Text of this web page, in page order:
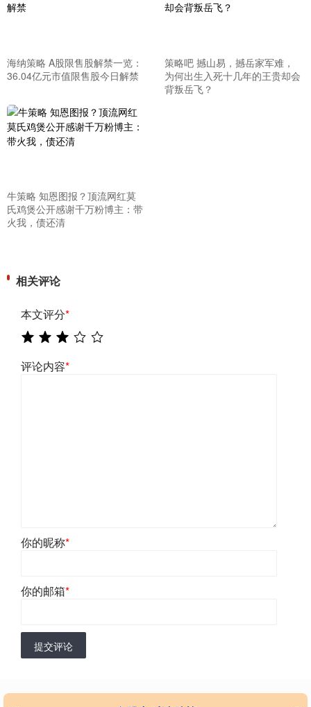
海纳策略 A股限售股解禁一览：
36.04亿元市值限售股今日解禁
策略吧 撼山易，撼岳家军难，
为何出生入死十几年的王贵却会
背叛岳飞？
牛策略 知恩图报？顶流网红莫
氏鸡煲公开感谢千万粉博主：带
火我，债还清
相关评论
本文评分*
评论内容*
你的昵称*
你的邮箱*
提交评论